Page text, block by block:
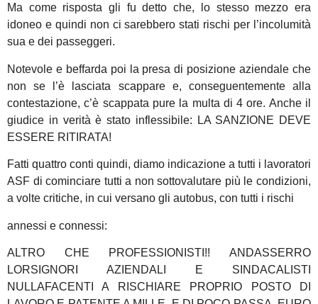
Ma come risposta gli fu detto che, lo stesso mezzo era
idoneo e quindi non ci sarebbero stati rischi per l’incolumità
sua e dei passeggeri.
Notevole e beffarda poi la presa di posizione aziendale che
non se l’è lasciata scappare e, conseguentemente alla
contestazione, c’è scappata pure la multa di 4 ore. Anche il
giudice in verità è stato inflessibile: LA SANZIONE DEVE
ESSERE RITIRATA!
Fatti quattro conti quindi, diamo indicazione a tutti i lavoratori
ASF di cominciare tutti a non sottovalutare più le condizioni,
a volte critiche, in cui versano gli autobus, con tutti i rischi
annessi e connessi:
ALTRO CHE PROFESSIONISTI!! ANDASSERRO
LORSIGNORI AZIENDALI E SINDACALISTI
NULLAFACENTI A RISCHIARE PROPRIO POSTO DI